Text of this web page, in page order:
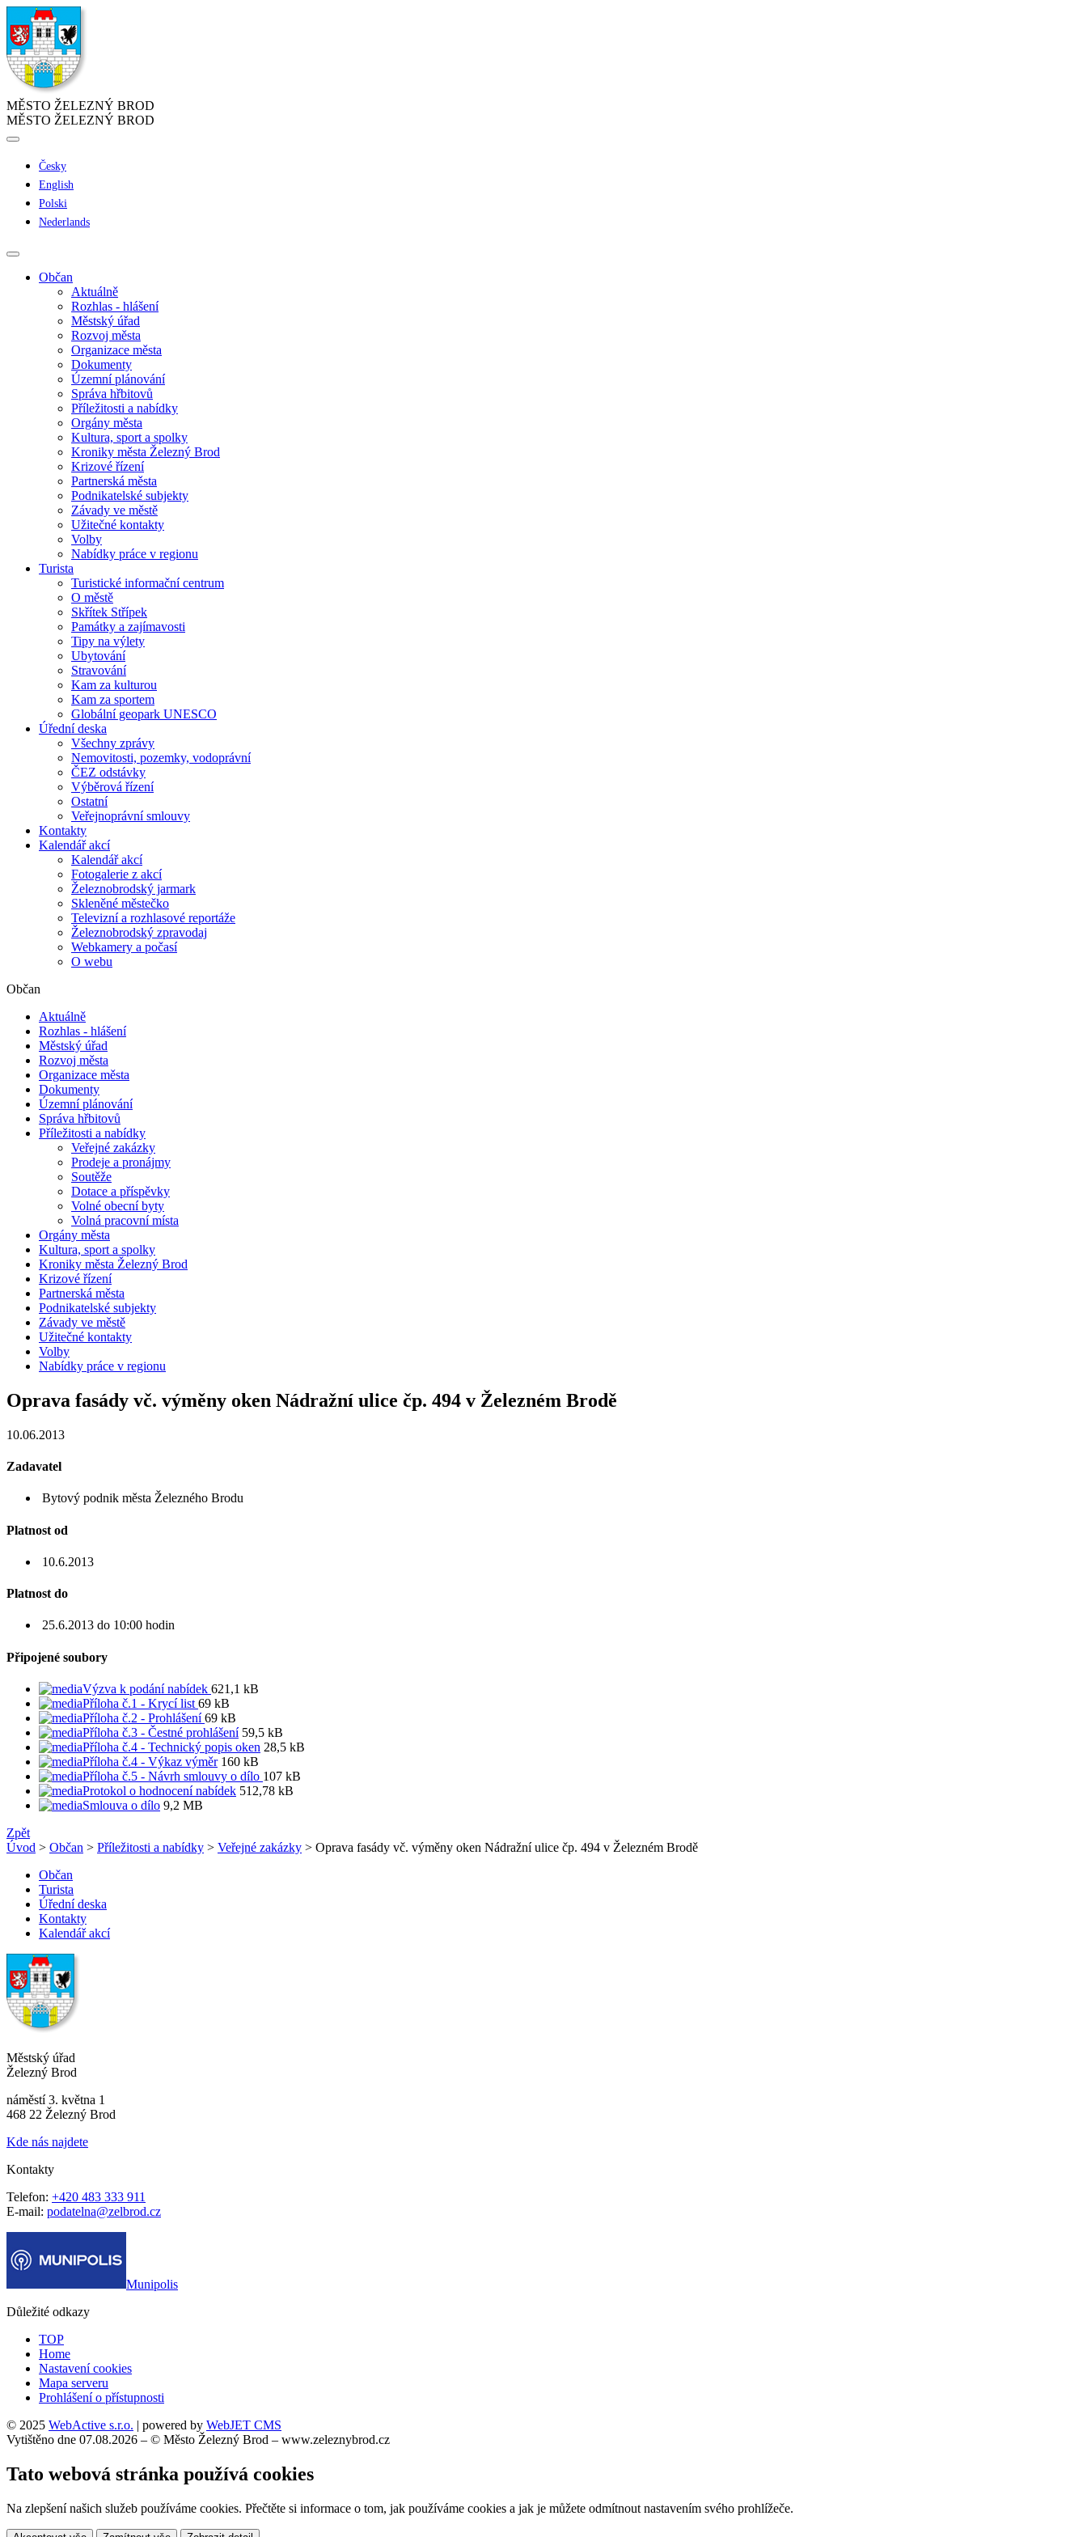
MĚSTO ŽELEZNÝ BROD
MĚSTO ŽELEZNÝ BROD
Česky
English
Polski
Nederlands
Občan
Aktuálně
Rozhlas - hlášení
Městský úřad
Rozvoj města
Organizace města
Dokumenty
Územní plánování
Správa hřbitovů
Příležitosti a nabídky
Orgány města
Kultura, sport a spolky
Kroniky města Železný Brod
Krizové řízení
Partnerská města
Podnikatelské subjekty
Závady ve městě
Užitečné kontakty
Volby
Nabídky práce v regionu
Turista
Turistické informační centrum
O městě
Skřítek Střípek
Památky a zajímavosti
Tipy na výlety
Ubytování
Stravování
Kam za kulturou
Kam za sportem
Globální geopark UNESCO
Úřední deska
Všechny zprávy
Nemovitosti, pozemky, vodoprávní
ČEZ odstávky
Výběrová řízení
Ostatní
Veřejnoprávní smlouvy
Kontakty
Kalendář akcí
Kalendář akcí
Fotogalerie z akcí
Železnobrodský jarmark
Skleněné městečko
Televizní a rozhlasové reportáže
Železnobrodský zpravodaj
Webkamery a počasí
O webu
Občan
Aktuálně
Rozhlas - hlášení
Městský úřad
Rozvoj města
Organizace města
Dokumenty
Územní plánování
Správa hřbitovů
Příležitosti a nabídky
Veřejné zakázky
Prodeje a pronájmy
Soutěže
Dotace a příspěvky
Volné obecní byty
Volná pracovní místa
Orgány města
Kultura, sport a spolky
Kroniky města Železný Brod
Krizové řízení
Partnerská města
Podnikatelské subjekty
Závady ve městě
Užitečné kontakty
Volby
Nabídky práce v regionu
Oprava fasády vč. výměny oken Nádražní ulice čp. 494 v Železném Brodě
10.06.2013
Zadavatel
Bytový podnik města Železného Brodu
Platnost od
10.6.2013
Platnost do
25.6.2013 do 10:00 hodin
Připojené soubory
Výzva k podání nabídek 621,1 kB
Příloha č.1 - Krycí list 69 kB
Příloha č.2 - Prohlášení69 kB
Příloha č.3 - Čestné prohlášení59,5 kB
Příloha č.4 - Technický popis oken 28,5 kB
Příloha č.4 - Výkaz výměr160 kB
Příloha č.5 - Návrh smlouvy o dílo 107 kB
Protokol o hodnocení nabídek 512,78 kB
Smlouva o dílo 9,2 MB
Zpět
Úvod > Občan > Příležitosti a nabídky > Veřejné zakázky > Oprava fasády vč. výměny oken Nádražní ulice čp. 494 v Železném Brodě
Občan
Turista
Úřední deska
Kontakty
Kalendář akcí
Městský úřad
Železný Brod
náměstí 3. května 1
468 22 Železný Brod
Kde nás najdete
Kontakty
Telefon: +420 483 333 911
E-mail: podatelna@zelbrod.cz
Munipolis
Důležité odkazy
TOP
Home
Nastavení cookies
Mapa serveru
Prohlášení o přístupnosti
© 2025 WebActive s.r.o. | powered by WebJET CMS
Vytištěno dne 07.08.2026 – © Město Železný Brod – www.zeleznybrod.cz
Tato webová stránka používá cookies
Na zlepšení našich služeb používáme cookies. Přečtěte si informace o tom, jak používáme cookies a jak je můžete odmítnout nastavením svého prohlížeče.